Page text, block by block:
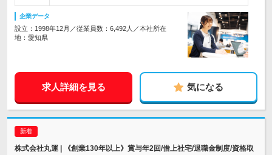
企業データ
設立：1998年12月／従業員数：6,492人／本社所在
地：愛知県
求人詳細を見る 気になる
株式会社丸運 | 《創業130年以上》賞与年2回/借上社宅/退職金制度/資格取